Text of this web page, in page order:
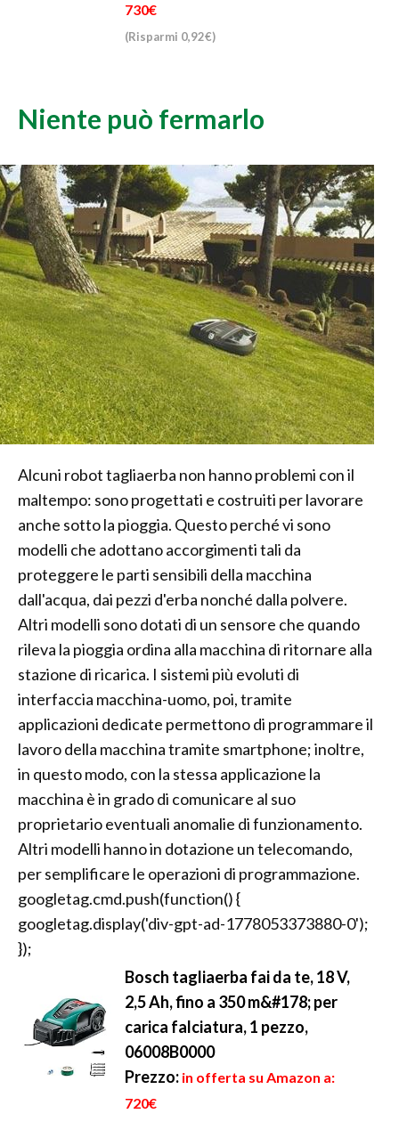
730€
(Risparmi 0,92€)
Niente può fermarlo
Alcuni robot tagliaerba non hanno problemi con il
maltempo: sono progettati e costruiti per lavorare
anche sotto la pioggia. Questo perché vi sono
modelli che adottano accorgimenti tali da
proteggere le parti sensibili della macchina
dall'acqua, dai pezzi d'erba nonché dalla polvere.
Altri modelli sono dotati di un sensore che quando
rileva la pioggia ordina alla macchina di ritornare alla
stazione di ricarica. I sistemi più evoluti di
interfaccia macchina-uomo, poi, tramite
applicazioni dedicate permettono di programmare il
lavoro della macchina tramite smartphone; inoltre,
in questo modo, con la stessa applicazione la
macchina è in grado di comunicare al suo
proprietario eventuali anomalie di funzionamento.
Altri modelli hanno in dotazione un telecomando,
per semplificare le operazioni di programmazione.
googletag.cmd.push(function() {
googletag.display('div-gpt-ad-1778053373880-0');
});
Bosch tagliaerba fai da te, 18 V,
2,5 Ah, fino a 350 m&#178; per
carica falciatura, 1 pezzo,
06008B0000
Prezzo: in offerta su Amazon a:
720€